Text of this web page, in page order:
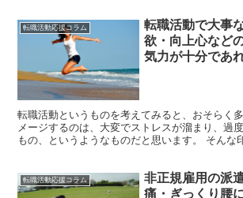
転職活動応援コラム
転職活動で大事
欲・向上心など
気力が十分であ
転職活動というものを考えてみると、おそらく
メージするのは、大変でストレスが溜まり、過
もの、というようなものだと思います。 そんな
転職活動応援コラム
非正規雇用の派
痛・ぎっくり腰